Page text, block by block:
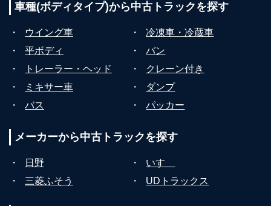
車種(ボディタイプ)から中古トラックを探す
・ ウイング車 ・
冷凍車・冷蔵車
・
平ボディ ・
バン
・
トレーラー・ヘッド ・
クレーン付き
・
ミキサー車 ・
ダンプ
・
バス ・ パッカー
メーカーから中古トラックを探す
・ 日野 ・
いすゞ
・
三菱ふそう ・ UDトラックス